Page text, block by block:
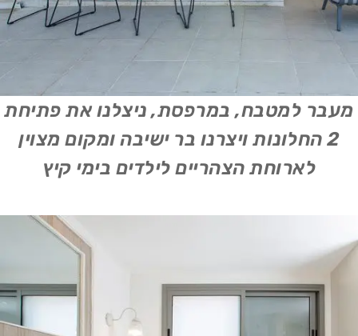
מעבר למטבח, במרפסת, ניצלנו את פתיחת
2 החלונות ויצרנו בר ישיבה ומקום מצוין
לארוחת הצהריים לילדים בימי קיץ